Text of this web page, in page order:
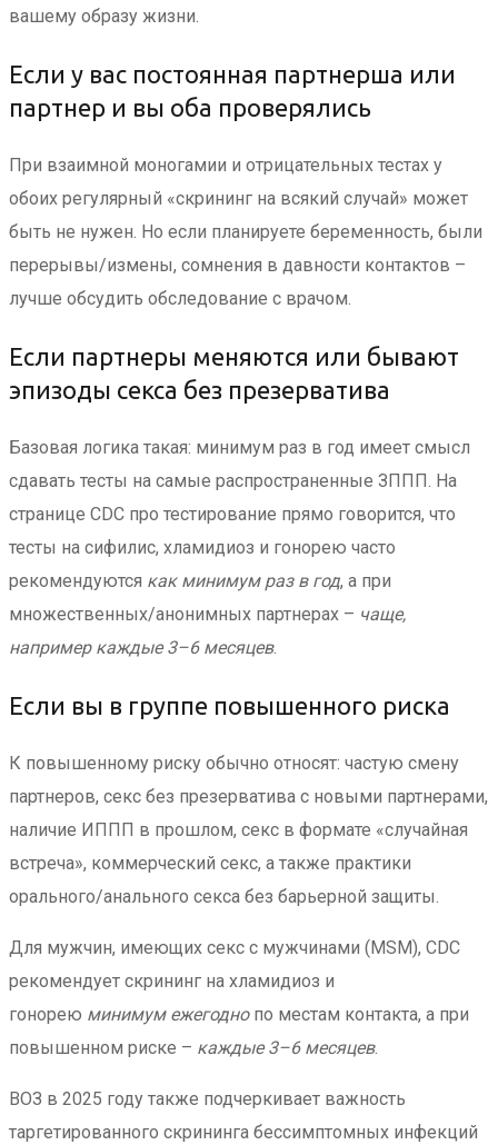
вашему образу жизни.
Если у вас постоянная партнерша или
партнер и вы оба проверялись
При взаимной моногамии и отрицательных тестах у
обоих регулярный «скрининг на всякий случай» может
быть не нужен. Но если планируете беременность, были
перерывы/измены, сомнения в давности контактов –
лучше обсудить обследование с врачом.
Если партнеры меняются или бывают
эпизоды секса без презерватива
Базовая логика такая: минимум раз в год имеет смысл
сдавать тесты на самые распространенные ЗППП. На
странице CDC про тестирование прямо говорится, что
тесты на сифилис, хламидиоз и гонорею часто
рекомендуются как минимум раз в год, а при
множественных/анонимных партнерах – чаще,
например каждые 3–6 месяцев.
Если вы в группе повышенного риска
К повышенному риску обычно относят: частую смену
партнеров, секс без презерватива с новыми партнерами,
наличие ИППП в прошлом, секс в формате «случайная
встреча», коммерческий секс, а также практики
орального/анального секса без барьерной защиты.
Для мужчин, имеющих секс с мужчинами (MSM), CDC
рекомендует скрининг на хламидиоз и
гонорею минимум ежегоднопо местам контакта, а при
повышенном риске – каждые 3–6 месяцев.
ВОЗ в 2025 году также подчеркивает важность
таргетированного скрининга бессимптомных инфекций